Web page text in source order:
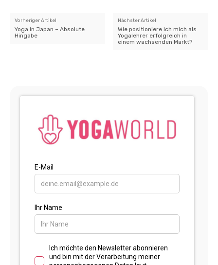
Vorheriger Artikel
Yoga in Japan – Absolute
Hingabe
Nächster Artikel
Wie positioniere ich mich als
Yogalehrer erfolgreich in
einem wachsenden Markt?